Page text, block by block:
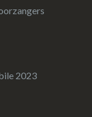
2023